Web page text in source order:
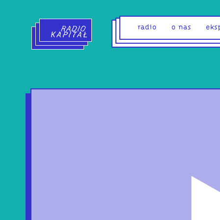
Radio Kapitał - strona główna
radio o nas